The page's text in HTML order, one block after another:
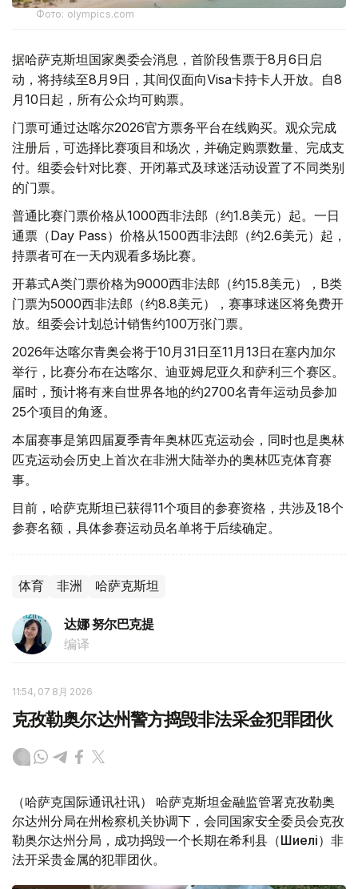
Фото: olympics.com
据哈萨克斯坦国家奥委会消息，首阶段售票于8月6日启
动，将持续至8月9日，其间仅面向Visa卡持卡人开放。自8
月10日起，所有公众均可购票。
门票可通过达喀尔2026官方票务平台在线购买。观众完成
注册后，可选择比赛项目和场次，并确定购票数量、完成支
付。组委会针对比赛、开闭幕式及球迷活动设置了不同类别
的门票。
普通比赛门票价格从1000西非法郎（约1.8美元）起。一日
通票（Day Pass）价格从1500西非法郎（约2.6美元）起，
持票者可在一天内观看多场比赛。
开幕式A类门票价格为9000西非法郎（约15.8美元），B类
门票为5000西非法郎（约8.8美元），赛事球迷区将免费开
放。组委会计划总计销售约100万张门票。
2026年达喀尔青奥会将于10月31日至11月13日在塞内加尔
举行，比赛分布在达喀尔、迪亚姆尼亚久和萨利三个赛区。
届时，预计将有来自世界各地的约2700名青年运动员参加
25个项目的角逐。
本届赛事是第四届夏季青年奥林匹克运动会，同时也是奥林
匹克运动会历史上首次在非洲大陆举办的奥林匹克体育赛
事。
目前，哈萨克斯坦已获得11个项目的参赛资格，共涉及18个
参赛名额，具体参赛运动员名单将于后续确定。
体育 非洲 哈萨克斯坦
达娜 努尔巴克提
编译
11:54, 07 8月 2026
克孜勒奥尔达州警方捣毁非法采金犯罪团伙
（哈萨克国际通讯社讯） 哈萨克斯坦金融监管署克孜勒奥
尔达州分局在州检察机关协调下，会同国家安全委员会克孜
勒奥尔达州分局，成功捣毁一个长期在希利县（Шиелі）非
法开采贵金属的犯罪团伙。